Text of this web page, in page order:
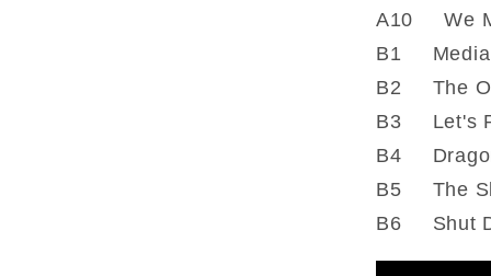
A10 We
B1
B2 The
B3 Let's
B4
B5 The
B6 Shut